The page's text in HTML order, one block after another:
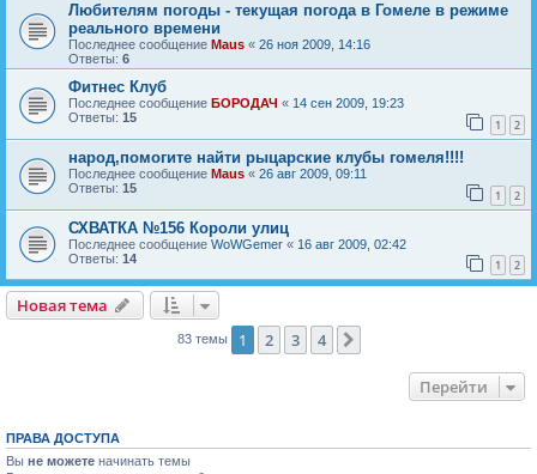
Любителям погоды - текущая погода в Гомеле в режиме
реального времени
Последнее сообщение Maus « 26 ноя 2009, 14:16
Ответы: 6
Фитнес Клуб
Последнее сообщение БОРОДАЧ « 14 сен 2009, 19:23
Ответы: 15 1 2
народ,помогите найти рыцарские клубы гомеля!!!!
Последнее сообщение Maus « 26 авг 2009, 09:11
Ответы: 15 1 2
СХВАТКА №156 Короли улиц
Последнее сообщение WoWGemer « 16 авг 2009, 02:42
Ответы: 14 1 2
Новая тема
Новаятема
83 темы 1 2 3 4
Перейти
ПРАВА ДОСТУПА
Вы не можете начинать темы